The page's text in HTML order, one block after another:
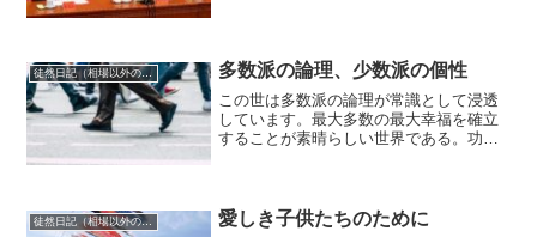
っており、党員票だけが残...
徒然日記（相場以外の話題も） 多数派の論理、少数派の個性
この世は多数派の論理が常識として浸透
しています。最大多数の最大幸福を確立
することが素晴らしい世界である。功利
最終目標として国家が運営...
徒然日記（相場以外の話題も） 愛しき子供たちのために